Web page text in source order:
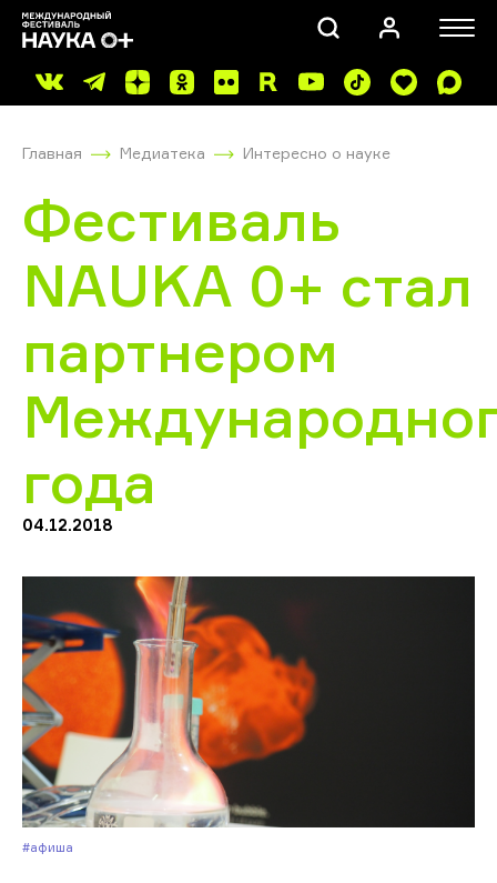
ПОИСК
Главная Медиатека Интересно о науке
Фестиваль
NAUKA 0+ стал
партнером
года
04.12.2018
#Афиша